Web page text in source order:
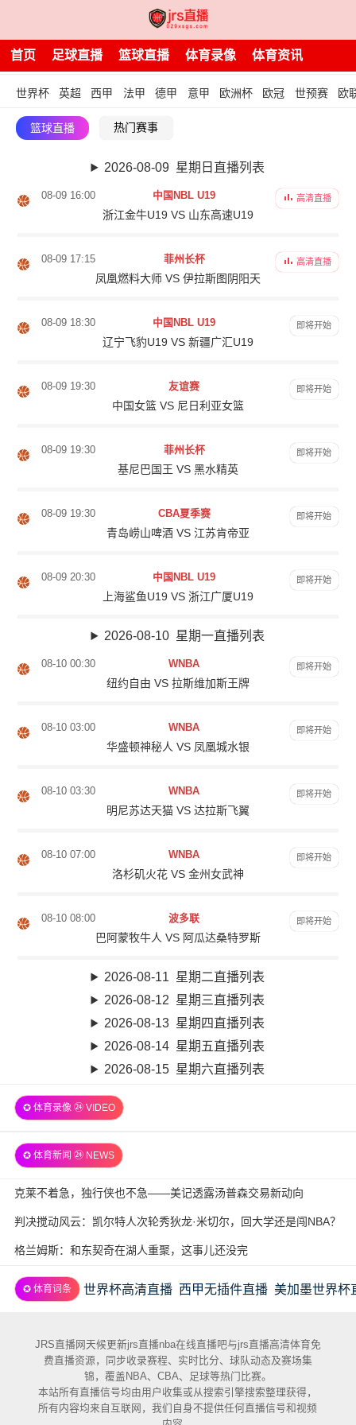
首页 足球直播 篮球直播 体育录像 体育资讯
世界杯 英超 西甲 法甲 德甲 意甲 欧洲杯 欧冠 世预赛 欧
篮球直播 热门赛事
2026-08-09 星期日直播列表
08-09 16:00 中国NBL U19
浙江金牛U19 VS 山东高速U19
高清直播
08-09 17:15 菲州长杯
凤凰燃料大师 VS 伊拉斯图阴阳天
高清直播
08-09 18:30 中国NBL U19
辽宁飞豹U19 VS 新疆广汇U19
即将开始
08-09 19:30 友谊赛
中国女篮 VS 尼日利亚女篮
即将开始
08-09 19:30 菲州长杯
基尼巴国王 VS 黑水精英
即将开始
08-09 19:30 CBA夏季赛
青岛崂山啤酒 VS 江苏肯帝亚
即将开始
08-09 20:30 中国NBL U19
上海鲨鱼U19 VS 浙江广厦U19
即将开始
2026-08-10 星期一直播列表
08-10 00:30 WNBA
纽约自由 VS 拉斯维加斯王牌
即将开始
08-10 03:00 WNBA
华盛顿神秘人 VS 凤凰城水银
即将开始
08-10 03:30 WNBA
明尼苏达天猫 VS 达拉斯飞翼
即将开始
08-10 07:00 WNBA
洛杉矶火花 VS 金州女武神
即将开始
08-10 08:00 波多联
巴阿蒙牧牛人 VS 阿瓜达桑特罗斯
即将开始
2026-08-11 星期二直播列表
2026-08-12 星期三直播列表
2026-08-13 星期四直播列表
2026-08-14 星期五直播列表
2026-08-15 星期六直播列表
✪ 体育录像 ㉔ VIDEO
✪ 体育新闻 ㉔ NEWS
克莱不着急，独行侠也不急——美记透露汤普森交易新动向
判决搅动风云：凯尔特人次轮秀狄龙·米切尔，回大学还是闯NBA？
格兰姆斯：和东契奇在湖人重聚，这事儿还没完
✪ 体育词条 世界杯高清直播 西甲无插件直播 美加墨世界杯
JRS直播网天候更新jrs直播nba在线直播吧与jrs直播高清体育免
费直播资源，同步收录赛程、实时比分、球队动态及赛场集
锦，覆盖NBA、CBA、足球等热门比赛。
本站所有直播信号均由用户收集或从搜索引擎搜索整理获得，
所有内容均来自互联网，我们自身不提供任何直播信号和视频